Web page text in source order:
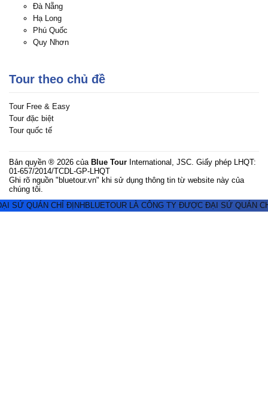
Đà Nẵng
Hạ Long
Phú Quốc
Quy Nhơn
Tour theo chủ đề
Tour Free & Easy
Tour đặc biệt
Tour quốc tế
Bản quyền ® 2026 của Blue Tour International, JSC. Giấy phép LHQT:
01-657/2014/TCDL-GP-LHQT
Ghi rõ nguồn "bluetour.vn" khi sử dụng thông tin từ website này của
chúng tôi.
SỨ QUÁN CHỈ ĐỊNHBLUETOUR LÀ CÔNG TY ĐƯỢC ĐẠI SỨ QUÁN CHỈ